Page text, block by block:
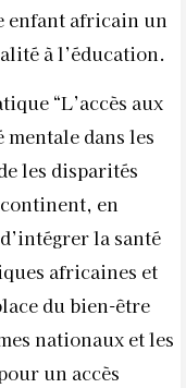
enfant africain un
à l’éducation.
“L’accès aux
mentale dans les
les disparités
continent, en
la santé
africaines et
du bien-être
nationaux et les
un accès